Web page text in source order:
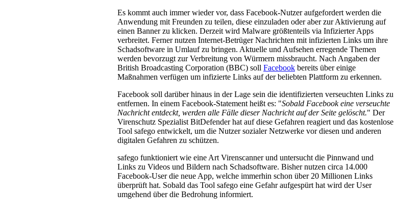
Es kommt auch immer wieder vor, dass Facebook-Nutzer aufgefordert werden die
Anwendung mit Freunden zu teilen, diese einzuladen oder aber zur Aktivierung auf
einen Banner zu klicken. Derzeit wird Malware größtenteils via Infizierter Apps
verbreitet. Ferner nutzen Internet-Betrüger Nachrichten mit infizierten Links um ihre
Schadsoftware in Umlauf zu bringen. Aktuelle und Aufsehen erregende Themen
werden bevorzugt zur Verbreitung von Würmern missbraucht. Nach Angaben der
British Broadcasting Corporation (BBC) soll Facebook bereits über einige
Maßnahmen verfügen um infizierte Links auf der beliebten Plattform zu erkennen.
Facebook soll darüber hinaus in der Lage sein die identifizierten verseuchten Links zu
entfernen. In einem Facebook-Statement heißt es: "Sobald Facebook eine verseuchte
Nachricht entdeckt, werden alle Fälle dieser Nachricht auf der Seite gelöscht." Der
Virenschutz Spezialist BitDefender hat auf diese Gefahren reagiert und das kostenlose
Tool safego entwickelt, um die Nutzer sozialer Netzwerke vor diesen und anderen
digitalen Gefahren zu schützen.
safego funktioniert wie eine Art Virenscanner und untersucht die Pinnwand und
Links zu Videos und Bildern nach Schadsoftware. Bisher nutzen circa 14.000
Facebook-User die neue App, welche immerhin schon über 20 Millionen Links
überprüft hat. Sobald das Tool safego eine Gefahr aufgespürt hat wird der User
umgehend über die Bedrohung informiert.